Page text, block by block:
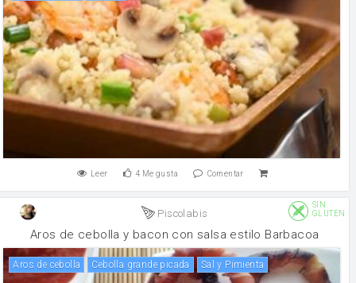
Leer 4 Me gusta Comentar
Piscolabis
SIN
GLUTEN
Aros de cebolla y bacon con salsa estilo Barbacoa
Aros de cebolla Cebolla grande picada Sal y Pimienta